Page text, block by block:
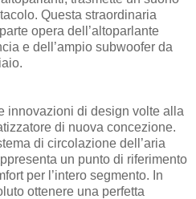
Questa straordinaria
opera dell’altoparlante
e dell’ampio subwoofer da
innovazioni di design volte alla
di nuova concezione.
di circolazione dell’aria
un punto di riferimento
per l’intero segmento. In
ottenere una perfetta